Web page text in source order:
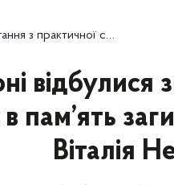
правоохоронця Віталія Нестеренка
відбулися
в пам’ять
Віталія